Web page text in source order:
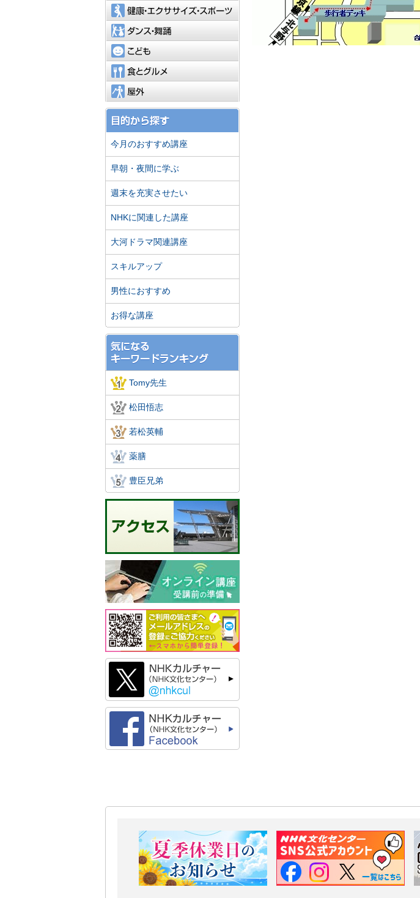
健康・エクササイズ・スポーツ
ダンス・舞踊
今月のおすすめ講座
早朝・夜間に学ぶ
週末を充実させたい
NHKに関連した講座
大河ドラマ関連講座
スキルアップ
男性におすすめ
お得な講座
Tomy先生
松田悟志
若松英輔
薬膳
豊臣兄弟